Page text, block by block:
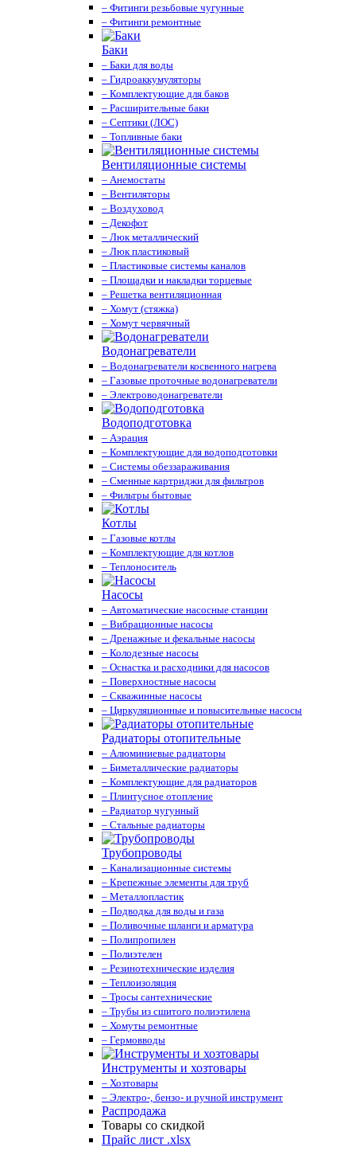
– Фитинги резьбовые чугунные
– Фитинги ремонтные
Баки
– Баки для воды
– Гидроаккумуляторы
– Комплектующие для баков
– Расширительные баки
– Септики (ЛОС)
– Топливные баки
Вентиляционные системы
– Анемостаты
– Вентиляторы
– Воздуховод
– Декофот
– Люк металлический
– Люк пластиковый
– Пластиковые системы каналов
– Площадки и накладки торцевые
– Решетка вентиляционная
– Хомут (стяжка)
– Хомут червячный
Водонагреватели
– Водонагреватели косвенного нагрева
– Газовые проточные водонагреватели
– Электроводонагреватели
Водоподготовка
– Аэрация
– Комплектующие для водоподготовки
– Системы обеззараживания
– Сменные картриджи для фильтров
– Фильтры бытовые
Котлы
– Газовые котлы
– Комплектующие для котлов
– Теплоноситель
Насосы
– Автоматические насосные станции
– Вибрационные насосы
– Дренажные и фекальные насосы
– Колодезные насосы
– Оснастка и расходники для насосов
– Поверхностные насосы
– Скважинные насосы
– Циркуляционные и повысительные насосы
Радиаторы отопительные
– Алюминиевые радиаторы
– Биметаллические радиаторы
– Комплектующие для радиаторов
– Плинтусное отопление
– Радиатор чугунный
– Стальные радиаторы
Трубопроводы
– Канализационные системы
– Крепежные элементы для труб
– Металлопластик
– Подводка для воды и газа
– Поливочные шланги и арматура
– Полипропилен
– Полиэтелен
– Резинотехнические изделия
– Теплоизоляция
– Тросы сантехнические
– Трубы из сшитого полиэтилена
– Хомуты ремонтные
– Гермовводы
Инструменты и хозтовары
– Хозтовары
– Электро-, бензо- и ручной инструмент
Распродажа
Товары со скидкой
Прайс лист .xlsx